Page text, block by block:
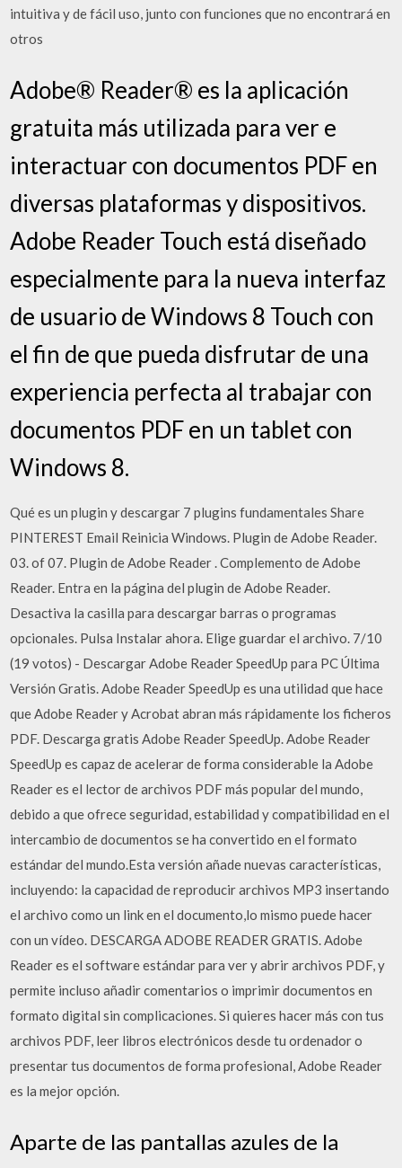
intuitiva y de fácil uso, junto con funciones que no encontrará en
otros
Adobe® Reader® es la aplicación
gratuita más utilizada para ver e
interactuar con documentos PDF en
diversas plataformas y dispositivos.
Adobe Reader Touch está diseñado
especialmente para la nueva interfaz
de usuario de Windows 8 Touch con
el fin de que pueda disfrutar de una
experiencia perfecta al trabajar con
documentos PDF en un tablet con
Windows 8.
Qué es un plugin y descargar 7 plugins fundamentales Share
PINTEREST Email Reinicia Windows. Plugin de Adobe Reader.
03. of 07. Plugin de Adobe Reader . Complemento de Adobe
Reader. Entra en la página del plugin de Adobe Reader.
Desactiva la casilla para descargar barras o programas
opcionales. Pulsa Instalar ahora. Elige guardar el archivo. 7/10
(19 votos) - Descargar Adobe Reader SpeedUp para PC Última
Versión Gratis. Adobe Reader SpeedUp es una utilidad que hace
que Adobe Reader y Acrobat abran más rápidamente los ficheros
PDF. Descarga gratis Adobe Reader SpeedUp. Adobe Reader
SpeedUp es capaz de acelerar de forma considerable la Adobe
Reader es el lector de archivos PDF más popular del mundo,
debido a que ofrece seguridad, estabilidad y compatibilidad en el
intercambio de documentos se ha convertido en el formato
estándar del mundo.Esta versión añade nuevas características,
incluyendo: la capacidad de reproducir archivos MP3 insertando
el archivo como un link en el documento,lo mismo puede hacer
con un vídeo. DESCARGA ADOBE READER GRATIS. Adobe
Reader es el software estándar para ver y abrir archivos PDF, y
permite incluso añadir comentarios o imprimir documentos en
formato digital sin complicaciones. Si quieres hacer más con tus
archivos PDF, leer libros electrónicos desde tu ordenador o
presentar tus documentos de forma profesional, Adobe Reader
es la mejor opción.
Aparte de las pantallas azules de la